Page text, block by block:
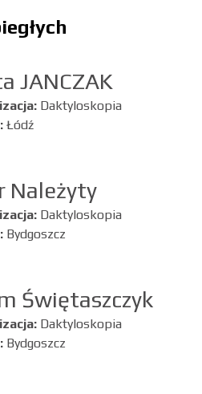
JANCZAK
Daktyloskopia
Łódź
Należyty
Daktyloskopia
Bydgoszcz
Świętaszczyk
Daktyloskopia
Bydgoszcz